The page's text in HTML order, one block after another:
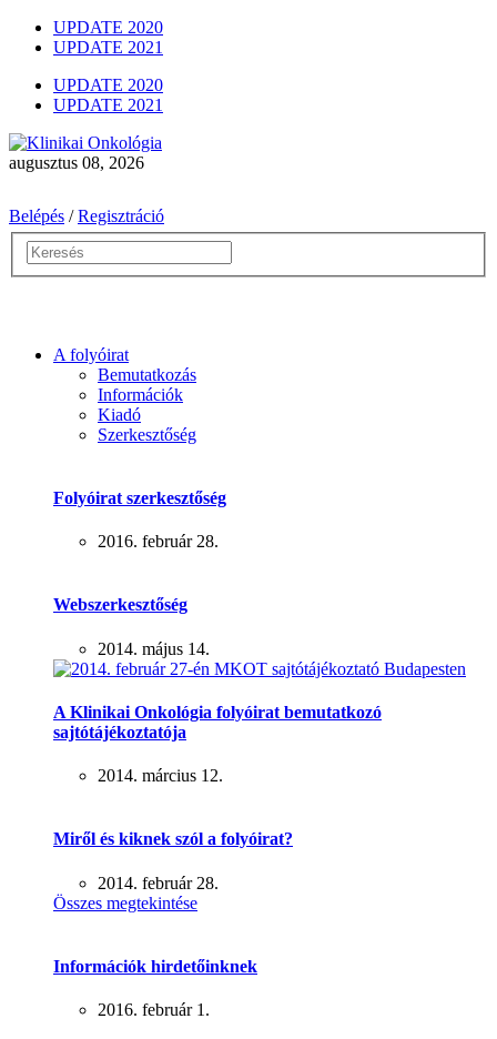
UPDATE 2020
UPDATE 2021
UPDATE 2020
UPDATE 2021
augusztus 08, 2026
Belépés / Regisztráció
A folyóirat
Bemutatkozás
Információk
Kiadó
Szerkesztőség
Folyóirat szerkesztőség
2016. február 28.
Webszerkesztőség
2014. május 14.
A Klinikai Onkológia folyóirat bemutatkozó
sajtótájékoztatója
2014. március 12.
Miről és kiknek szól a folyóirat?
2014. február 28.
Összes megtekintése
Információk hirdetőinknek
2016. február 1.